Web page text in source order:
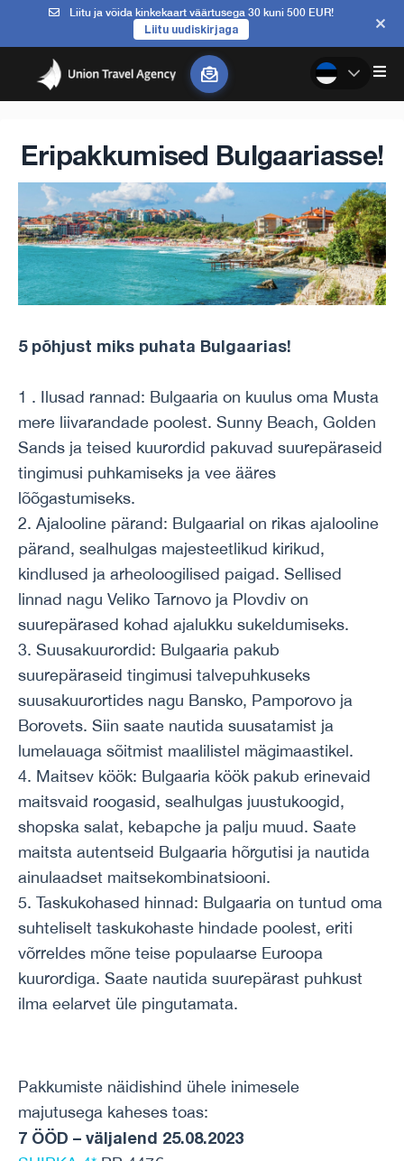
Liitu ja võida kinkekaart väärtusega 30 kuni 500 EUR!
Liitu uudiskirjaga
Eripakkumised Bulgaariasse!
5 põhjust miks puhata Bulgaarias!
1 . Ilusad rannad: Bulgaaria on kuulus oma Musta
mere liivarandade poolest. Sunny Beach, Golden
Sands ja teised kuurordid pakuvad suurepäraseid
tingimusi puhkamiseks ja vee ääres
lõõgastumiseks.
2. Ajalooline pärand: Bulgaarial on rikas ajalooline
pärand, sealhulgas majesteetlikud kirikud,
kindlused ja arheoloogilised paigad. Sellised
linnad nagu Veliko Tarnovo ja Plovdiv on
suurepärased kohad ajalukku sukeldumiseks.
3. Suusakuurordid: Bulgaaria pakub
suurepäraseid tingimusi talvepuhkuseks
suusakuurortides nagu Bansko, Pamporovo ja
Borovets. Siin saate nautida suusatamist ja
lumelauaga sõitmist maalilistel mägimaastikel.
4. Maitsev köök: Bulgaaria köök pakub erinevaid
maitsvaid roogasid, sealhulgas juustukoogid,
shopska salat, kebapche ja palju muud. Saate
maitsta autentseid Bulgaaria hõrgutisi ja nautida
ainulaadset maitsekombinatsiooni.
5. Taskukohased hinnad: Bulgaaria on tuntud oma
suhteliselt taskukohaste hindade poolest, eriti
võrreldes mõne teise populaarse Euroopa
kuurordiga. Saate nautida suurepärast puhkust
ilma eelarvet üle pingutamata.
Pakkumiste näidishind ühele inimesele
majutusega kaheses toas:
7 ÖÖD – väljalend 25.08.2023